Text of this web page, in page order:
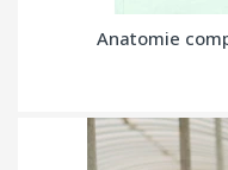
Anatomie